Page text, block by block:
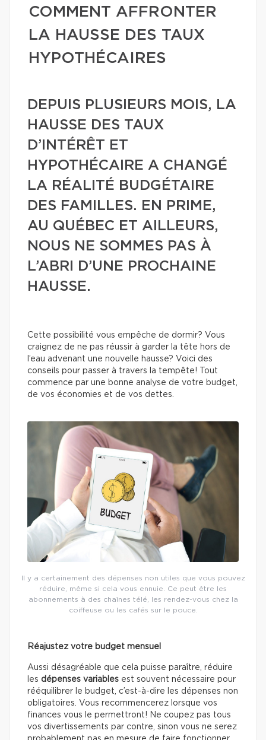
COMMENT AFFRONTER
LA HAUSSE DES TAUX
HYPOTHÉCAIRES
DEPUIS PLUSIEURS MOIS, LA
HAUSSE DES TAUX
D’INTÉRÊT ET
HYPOTHÉCAIRE A CHANGÉ
LA RÉALITÉ BUDGÉTAIRE
DES FAMILLES. EN PRIME,
AU QUÉBEC ET AILLEURS,
NOUS NE SOMMES PAS À
L’ABRI D’UNE PROCHAINE
HAUSSE.
Cette possibilité vous empêche de dormir? Vous
craignez de ne pas réussir à garder la tête hors de
l’eau advenant une nouvelle hausse? Voici des
conseils pour passer à travers la tempête! Tout
commence par une bonne analyse de votre budget,
de vos économies et de vos dettes.
Il y a certainement des dépenses non utiles que vous pouvez
réduire, même si cela vous ennuie. Ce peut être les
abonnements à des chaînes télé, les rendez-vous chez la
coiffeuse ou les cafés sur le pouce.
Réajustez votre budget mensuel
Aussi désagréable que cela puisse paraître, réduire
les dépenses variables est souvent nécessaire pour
rééquilibrer le budget, c’est-à-dire les dépenses non
obligatoires. Vous recommencerez lorsque vos
finances vous le permettront! Ne coupez pas tous
vos divertissements par contre, sinon vous ne serez